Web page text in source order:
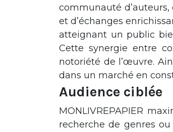
communauté
et d’échanges
atteignant un public
Cette synergie entre
notoriété de l’œuvre.
dans un marché en
Audience ciblée
MONLIVREPAPIER
recherche de genres